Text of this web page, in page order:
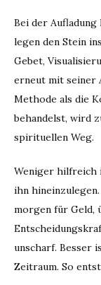
Bei der Aufladung
legen den Stein
Gebet,
erneut mit seiner
Methode als die
behandelst, wird
spirituellen Weg.
Weniger hilfreich
ihn
morgen für Geld,
unscharf. Besser
Zeitraum. So